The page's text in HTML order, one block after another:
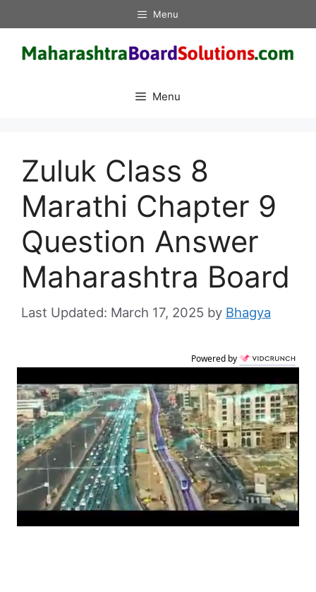
to
content
Menu
Menu
Zuluk Class 8
Marathi Chapter 9
Question Answer
Maharashtra Board
March 17, 2025 by Bhagya
Powered by